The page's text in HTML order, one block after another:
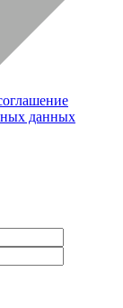
данных